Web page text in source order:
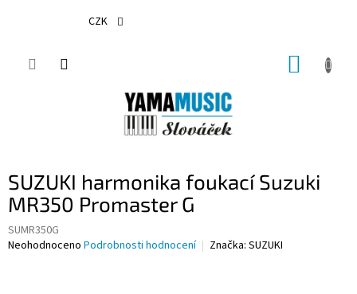
CZK
SUZUKI harmonika foukací Suzuki
MR350 Promaster G
SUMR350G
Průměrné
Neohodnoceno Podrobnosti hodnocení Značka: SUZUKI